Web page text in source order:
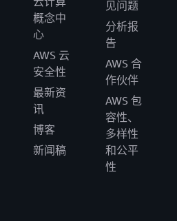
概念中
心
AWS 云
安全性
最新资
讯
博客
新闻稿
见问题
分析报
告
AWS 合
作伙伴
AWS 包
容性、
多样性
和公平
性